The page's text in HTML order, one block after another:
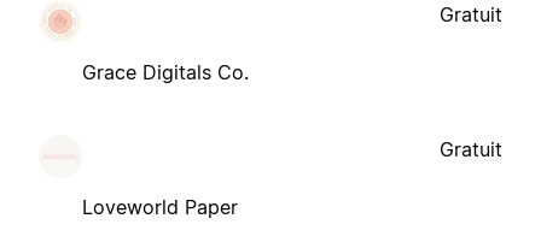
Grace Digitals Co.
Gratuit
Loveworld Paper
Gratuit